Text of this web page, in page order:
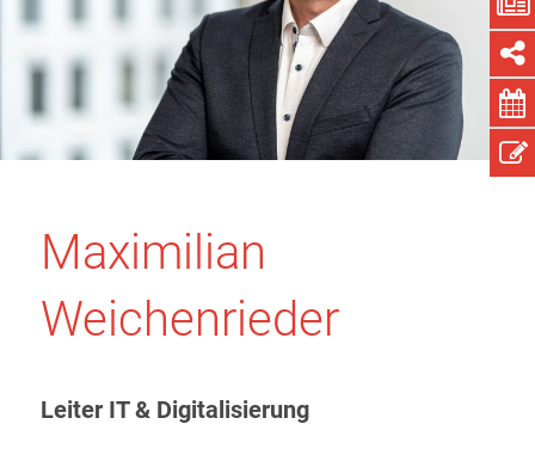
Maximilian
Weichenrieder
Leiter IT & Digitalisierung